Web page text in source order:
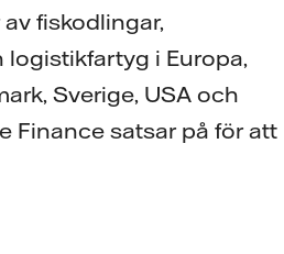
fiskodlingar,
i Europa,
Sverige, USA och
Finance satsar på för att